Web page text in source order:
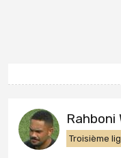
Rahboni
Troisième